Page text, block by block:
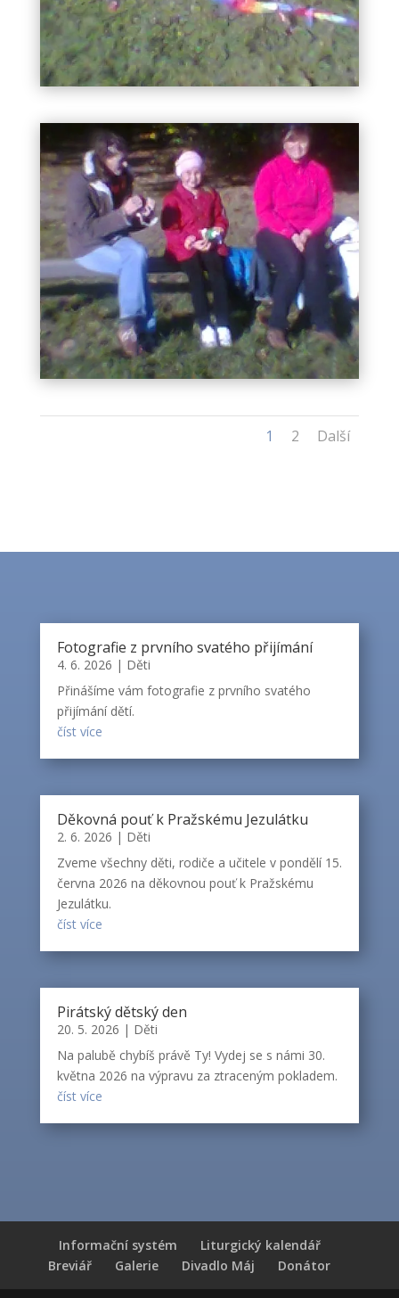
1 2 Další
Fotografie z prvního svatého přijímání
4. 6. 2026 | Děti
Přinášíme vám fotografie z prvního svatého
přijímání dětí.
číst více
Děkovná pouť k Pražskému Jezulátku
2. 6. 2026 | Děti
Zveme všechny děti, rodiče a učitele v pondělí 15.
června 2026 na děkovnou pouť k Pražskému
Jezulátku.
číst více
Pirátský dětský den
20. 5. 2026 | Děti
Na palubě chybíš právě Ty! Vydej se s námi 30.
května 2026 na výpravu za ztraceným pokladem.
číst více
Informační systém
Liturgický kalendář
Breviář
Galerie Divadlo Máj Donátor